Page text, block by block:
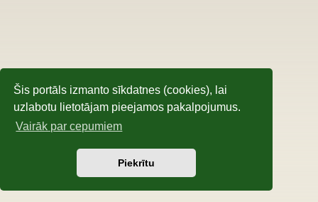
Šis portāls izmanto sīkdatnes (cookies), lai
uzlabotu lietotājam pieejamos pakalpojumus.
Vairāk par cepumiem
Piekrītu